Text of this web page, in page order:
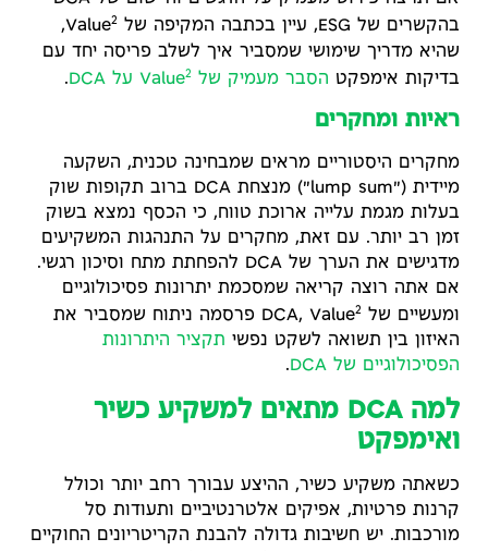
בהקשרים של ESG, עיין בכתבה המקיפה של Value
2
,
שהיא מדריך שימושי שמסביר איך לשלב פריסה יחד עם
בדיקות אימפקט הסבר מעמיק של Value 2 על DCA .
ראיות ומחקרים
מחקרים היסטוריים מראים שמבחינה טכנית, השקעה
מיידית ("lump sum") מנצחת DCA ברוב תקופות שוק
בעלות מגמת עלייה ארוכת טווח, כי הכסף נמצא בשוק
זמן רב יותר. עם זאת, מחקרים על התנהגות המשקיעים
מדגישים את הערך של DCA להפחתת מתח וסיכון רגשי.
אם אתה רוצה קריאה שמסכמת יתרונות פסיכולוגיים
ומעשיים של DCA, Value 2
פרסמה ניתוח שמסביר את
האיזון בין תשואה לשקט נפשי תקציר היתרונות
הפסיכולוגיים של DCA
.
למה DCA מתאים למשקיע כשיר
ואימפקט
כשאתה משקיע כשיר, ההיצע עבורך רחב יותר וכולל
קרנות פרטיות, אפיקים אלטרנטיביים ותעודות סל
מורכבות. יש חשיבות גדולה להבנת הקריטריונים החוקיים